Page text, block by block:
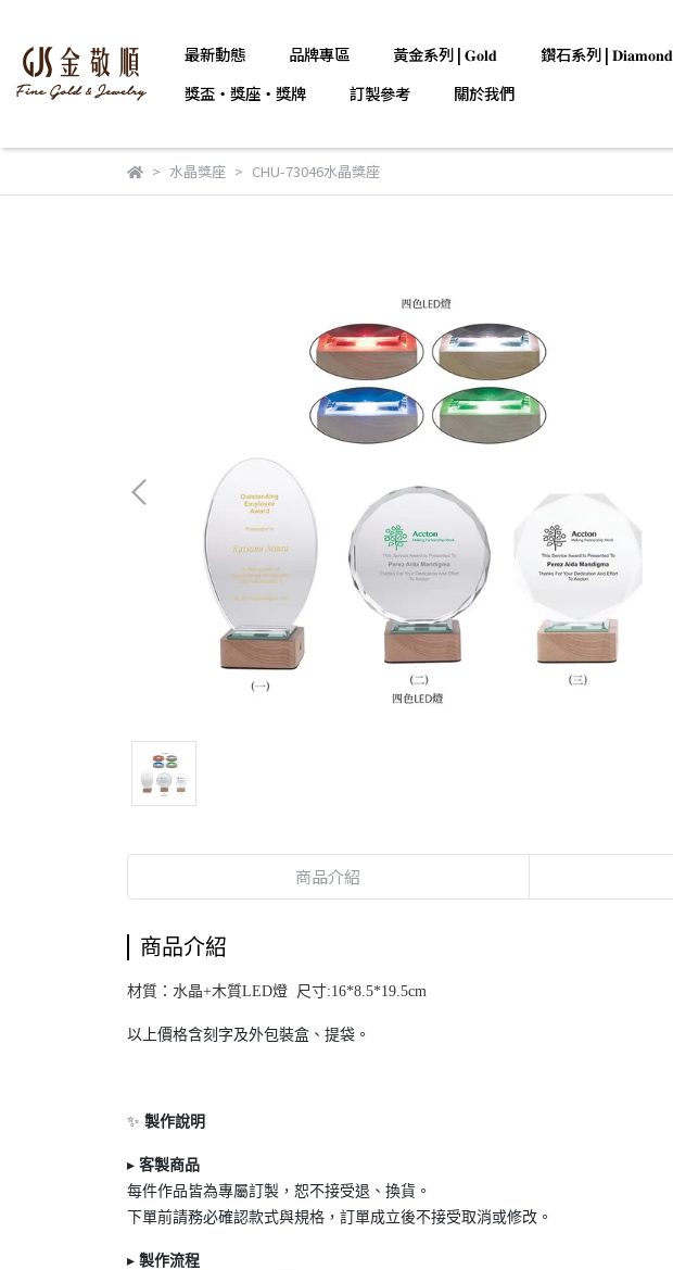
最新動態 品牌專區 黃金系列 | 𝐆𝐨𝐥𝐝 鑽石系列 | 𝐃𝐢𝐚𝐦𝐨𝐧𝐝
獎盃・獎座・獎牌
訂製參考 關於我們
水晶獎座 CHU-73046水晶獎座
商品介紹
商品介紹
材質：水晶+木質LED燈 尺寸:16*8.5*19.5cm
以上價格含刻字及外包裝盒、提袋。
✨ 製作說明
▸ 客製商品
每件作品皆為專屬訂製，恕不接受退 、換貨。
下單前請務必確認款式與規格，訂單成立後不接受取消或修改。
▸ 製作流程